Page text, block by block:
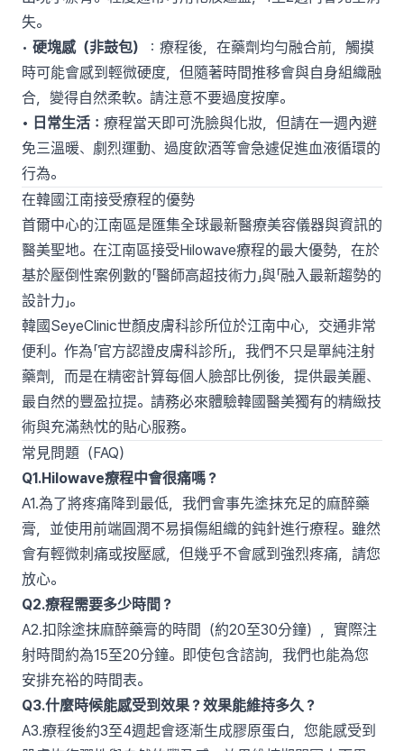
失。
• 硬塊感（非鼓包）
：療程後，在藥劑均勻融合前，觸摸
時可能會感到輕微硬度，但隨著時間推移會與自身組織融
合，變得自然柔軟。請注意不要過度按摩。
• 日常生活： 療程當天即可洗臉與化妝，但請在一週內避
免三溫暖、劇烈運動、過度飲酒等會急遽促進血液循環的
行為。
在韓國江南接受療程的優勢
首爾中心的江南區是匯集全球最新醫療美容儀器與資訊的
醫美聖地。在江南區接受Hilowave療程的最大優勢，在於
基於壓倒性案例數的「醫師高超技術力」與「融入最新趨勢的
設計力」。
韓國SeyeClinic世顏皮膚科診所位於江南中心，交通非常
便利。作為「官方認證皮膚科診所」，我們不只是單純注射
藥劑，而是在精密計算每個人臉部比例後，提供最美麗、
最自然的豐盈拉提。請務必來體驗韓國醫美獨有的精緻技
術與充滿熱忱的貼心服務。
常見問題（FAQ）
Q1.Hilowave療程中會很痛嗎？
A1.為了將疼痛降到最低，我們會事先塗抹充足的麻醉藥
膏，並使用前端圓潤不易損傷組織的鈍針進行療程。雖然
會有輕微刺痛或按壓感，但幾乎不會感到強烈疼痛，請您
放心。
Q2.療程需要多少時間？
A2.扣除塗抹麻醉藥膏的時間（約20至30分鐘），實際注
射時間約為15至20分鐘。即使包含諮詢，我們也能為您
安排充裕的時間表。
Q3.什麼時候能感受到效果？效果能維持多久？
A3.療程後約3至4週起會逐漸生成膠原蛋白，您能感受到